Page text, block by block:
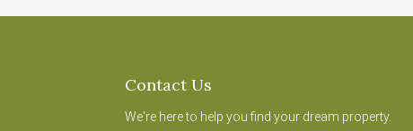
Contact Us
We're here to help you find your dream property.